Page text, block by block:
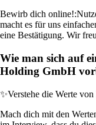
Bewirb dich online!:
macht es für uns
eine Bestätigung. Wir
Wie man sich auf
Holding GmbH
✨Verstehe die Werte
Mach dich mit den